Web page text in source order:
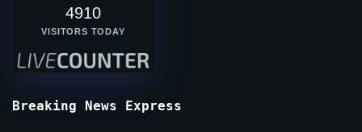
4910
VISITORS TODAY
Breaking News Express